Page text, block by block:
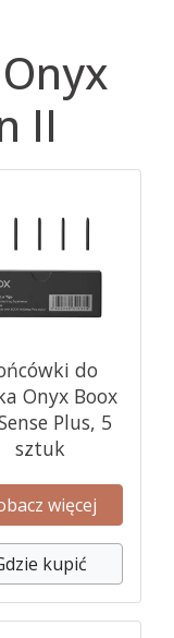
II
do
Onyx Boox
Plus, 5
sztuk
więcej
kupić